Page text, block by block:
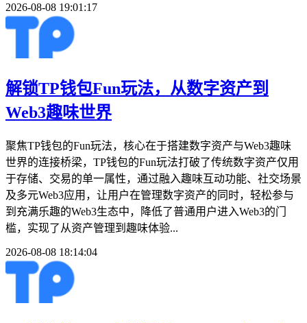
2026-08-08 19:01:17
解锁TP钱包Fun玩法，从数字资产到
Web3趣味世界
聚焦TP钱包的Fun玩法，核心在于搭建数字资产与Web3趣味
世界的连接桥梁，TP钱包的Fun玩法打破了传统数字资产仅用
于存储、交易的单一属性，通过融入趣味互动功能、社交场景
及多元Web3应用，让用户在管理数字资产的同时，轻松参与
到充满乐趣的Web3生态中，降低了普通用户进入Web3的门
槛，实现了从资产管理到趣味体验...
2026-08-08 18:14:04